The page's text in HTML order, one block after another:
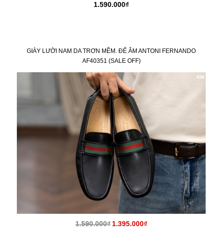
1.590.000₫
GIÀY LƯỜI NAM DA TRƠN MỀM. ĐẾ ÂM ANTONI FERNANDO
AF40351 (SALE OFF)
KM
1.590.000₫ 1.395.000₫